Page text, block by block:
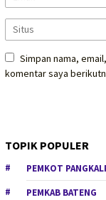
Simpan nama,
komentar saya
TOPIK POPULER
PEMKOT
PEMKAB BATENG